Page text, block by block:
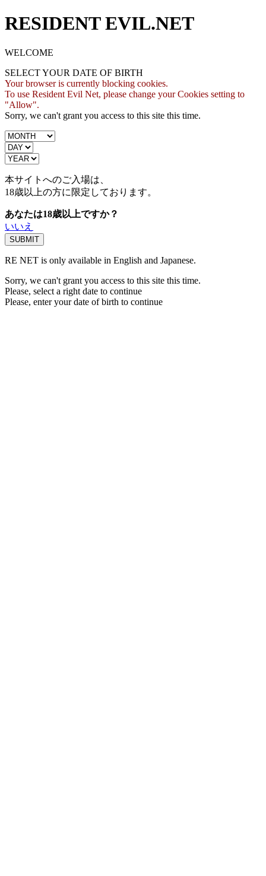
RESIDENT EVIL.NET
WELCOME
SELECT YOUR DATE OF BIRTH
Your browser is currently blocking cookies.
To use Resident Evil Net, please change your Cookies setting to
"Allow".
Sorry, we can't grant you access to this site this time.
本サイトへのご入場は、
18歳以上の方に限定しております。
あなたは18歳以上ですか？
いいえ
RE NET is only available in English and Japanese.
Sorry, we can't grant you access to this site this time.
Please, select a right date to continue
Please, enter your date of birth to continue